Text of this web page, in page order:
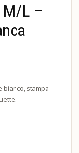
M/L –
bianco, stampa